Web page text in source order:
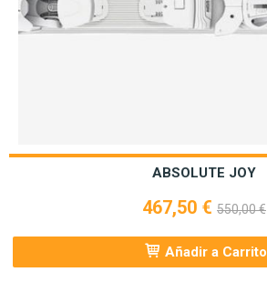
ABSOLUTE JOY
467,50 € 550,00 €
Añadir a Carrito